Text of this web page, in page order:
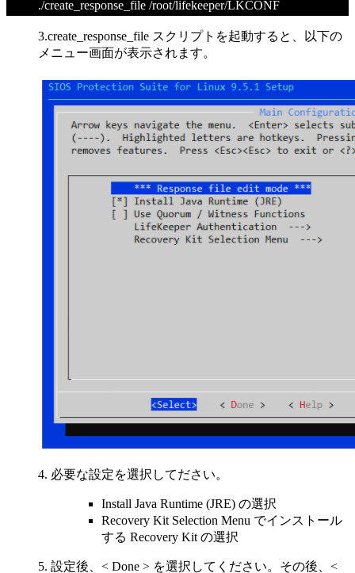
./create_response_file /root/lifekeeper/LKCONF
3.create_response_file スクリプトを起動すると、以下の
メニュー画面が表示されます。
4. 必要な設定を選択してださい。
Install Java Runtime (JRE) の選択
Recovery Kit Selection Menu でインストール
する Recovery Kit の選択
5. 設定後、< Done > を選択してください。その後、<